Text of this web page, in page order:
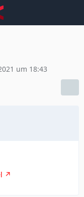
um 18:43